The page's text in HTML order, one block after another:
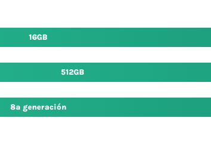
16GB
512GB
8ª generación